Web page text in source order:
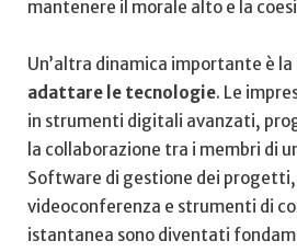
mantenere il morale alto e la
Un’altra dinamica importante è la
adattare le tecnologie. Le
in strumenti digitali avanzati,
la collaborazione tra i membri di
Software di gestione ⁢dei
videoconferenza e strumenti⁣ di
istantanea sono diventati